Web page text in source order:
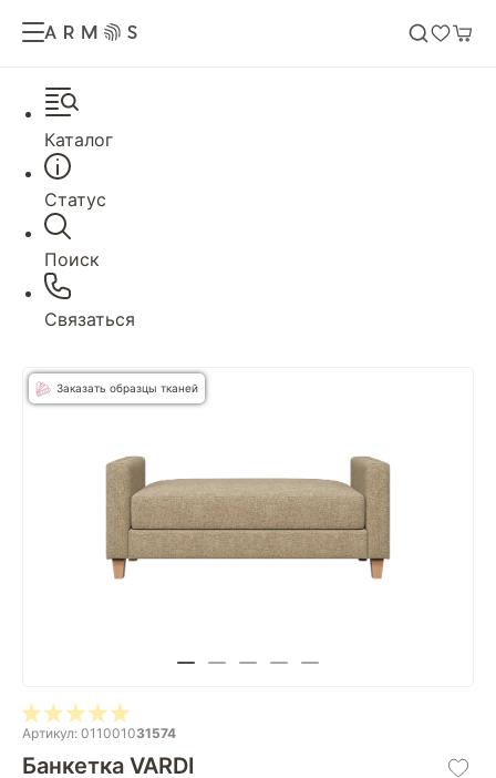
Каталог
Статус
Поиск
Связаться
Заказать образцы тканей
Артикул: 011001031574
Банкетка VARDI